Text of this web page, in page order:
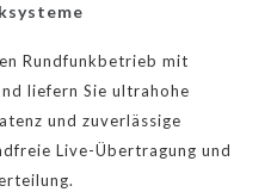
Rundfunkbetrieb mit
liefern Sie ultrahohe
und zuverlässige
Live-Übertragung und